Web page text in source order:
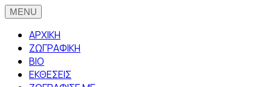
ΑΡΧΙΚΗ
ΖΩΓΡΑΦΙΚΗ
BIO
ΕΚΘΕΣΕΙΣ